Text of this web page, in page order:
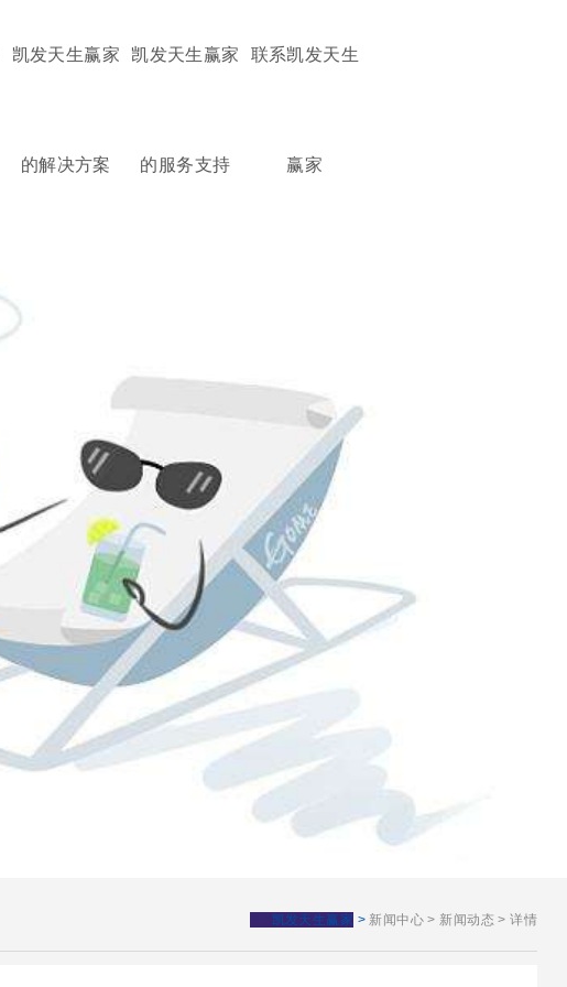
凯发天生赢家
的解决方案
凯发天生赢家
的服务支持
联系凯发天生
赢家
凯发天生赢家 > 新闻中心 > 新闻动态 > 详情